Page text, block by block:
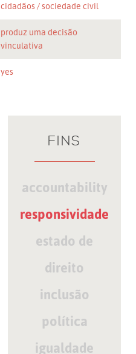
cidadãos sociedade civil
produz uma decisão
vinculativa
yes
FINS
accountability
responsividade
estado de
direito
inclusão
política
igualdade